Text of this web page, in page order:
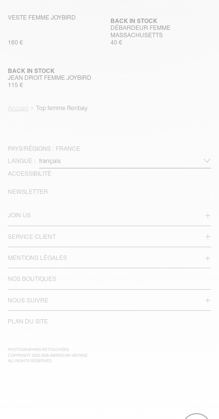
VESTE FEMME JOYBIRD
160 €
DÉBARDEUR FEMME
MASSACHUSETTS
BACK IN STOCK
40 €
JEAN DROIT FEMME JOYBIRD
BACK IN STOCK
115 €
Accueil Top femme Renbay
PAYS/RÉGIONS : FRANCE
LANGUE :
ACCESSIBILITÉ
JOIN US
SERVICE CLIENT
MENTIONS LÉGALES
NOS BOUTIQUES
NOUS SUIVRE
PLAN DU SITE
NEWSLETTER
PHOTOGRAPHIES RETOUCHÉES
COPYRIGHT 2025-2026 AMERICAN VINTAGE
ALL RIGHTS RESERVED